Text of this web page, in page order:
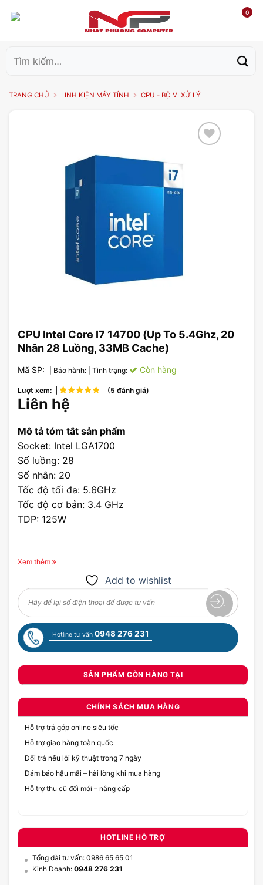
0
kiếm:
TRANG CHỦ LINH KIỆN MÁY TÍNH CPU - BỘ VI XỬ LÝ
CPU Intel Core I7 14700 (Up To 5.4Ghz, 20
Nhân 28 Luồng, 33MB Cache)
Mã SP: | Bảo hành: | Tình trạng: Còn hàng
Lượt xem: | (5 đánh giá)
Liên hệ
Mô tả tóm tắt sản phẩm
Socket: Intel LGA1700
Số luồng: 28
Số nhân: 20
Tốc độ tối đa: 5.6GHz
Tốc độ cơ bản: 3.4 GHz
TDP: 125W
Xem thêm
Add to wishlist
Hotline tư vấn 0948 276 231
SẢN PHẨM CÒN HÀNG TẠI
CHÍNH SÁCH MUA HÀNG
Hỗ trợ trả góp online siêu tốc
Hỗ trợ giao hàng toàn quốc
Đổi trả nếu lỗi kỹ thuật trong 7 ngày
Đảm bảo hậu mãi – hài lòng khi mua hàng
Hỗ trợ thu cũ đổi mới – nâng cấp
HOTLINE HỖ TRỢ
Tổng đài tư vấn: 0986 65 65 01
Kinh Doanh: 0948 276 231